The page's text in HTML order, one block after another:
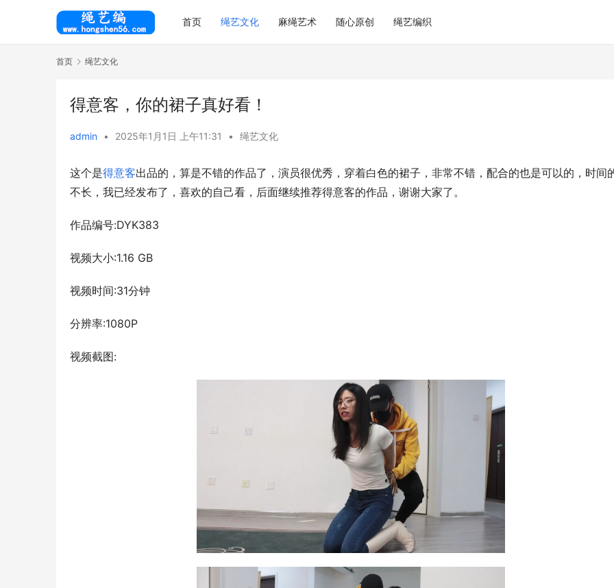
首页 绳艺文化 麻绳艺术 随心原创 绳艺编织
首页 绳艺文化
得意客，你的裙子真好看！
admin • 2025年1月1日 上午11:31 • 绳艺文化
这个是得意客出品的，算是不错的作品了，演员很优秀，穿着白色的裙子，非常不错，配合的也是可以的，时间
不长，我已经发布了，喜欢的自己看，后面继续推荐得意客的作品，谢谢大家了。
作品编号:DYK383
视频大小:1.16 GB
视频时间:31分钟
分辨率:1080P
视频截图: